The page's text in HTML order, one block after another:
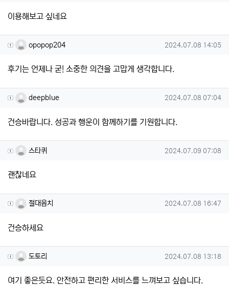
이용해보고 싶네요
opopop204님의 댓글
opopop204 작성일
2024.07.08 14:05
후기는 언제나 굳! 소중한 의견을 고맙게 생각합니다.
deepblue님의 댓글
deepblue 작성일
2024.07.08 07:04
건승바랍니다. 성공과 행운이 함께하기를 기원합니다.
스타퀴님의 댓글
스타퀴 작성일
2024.07.09 07:08
괜찮네요
절대음치님의 댓글
절대음치 작성일
2024.07.08 16:47
건승하세요
도토리님의 댓글
도토리 작성일
2024.07.08 13:18
여기 좋은듯요. 안전하고 편리한 서비스를 느껴보고 싶습니다.